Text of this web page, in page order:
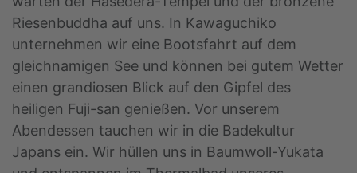
Riesenbuddha auf uns. In Kawaguchiko
unternehmen wir eine Bootsfahrt auf dem
gleichnamigen See und können bei gutem Wetter
einen grandiosen Blick auf den Gipfel des
heiligen Fuji-san genießen. Vor unserem
Abendessen tauchen wir in die Badekultur
Japans ein. Wir hüllen uns in Baumwoll-Yukata